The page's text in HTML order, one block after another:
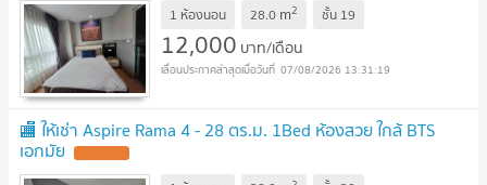
1 ห้องนอน 28.0 m2 ชั้น 19
12,000 บาท/เดือน
07/08/2026 13:31:19
🏬 ให้เช่า Aspire Rama 4 - 28 ตร.ม. 1Bed ห้องสวย ใกล้ BTS
เอกมัย